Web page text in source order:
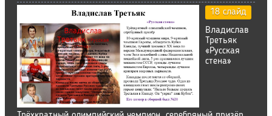
18 слайд
Владислав
Третьяк
«Русская
стена»